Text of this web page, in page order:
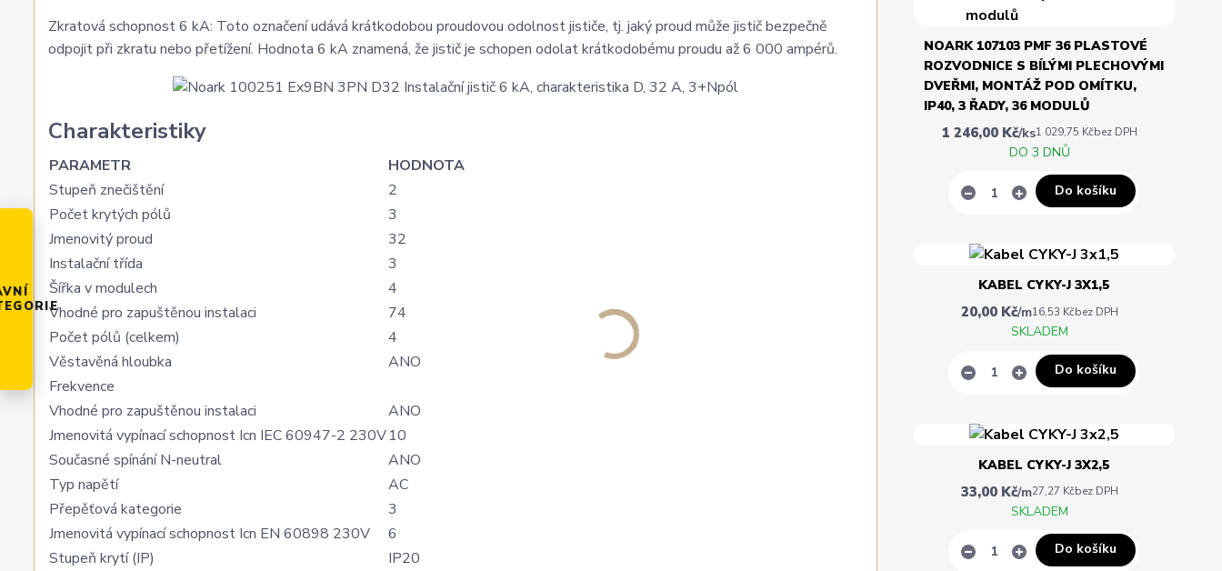
Zkratová schopnost 6 kA: Toto označení udává krátkodobou proudovou odolnost jističe, tj. jaký proud může jistič bezpečně
odpojit při zkratu nebo přetížení. Hodnota 6 kA znamená, že jistič je schopen odolat krátkodobému proudu až 6 000 ampérů.
Charakteristiky
PARAMETR
HODNOTA
Stupeň znečištění
2
Počet krytých pólů
3
Jmenovitý proud
32
Instalační třída
3
Šířka v modulech
4
Vhodné pro zapuštěnou instalaci
74
Počet pólů (celkem)
4
Věstavěná hloubka
ANO
Frekvence
Vhodné pro zapuštěnou instalaci
ANO
Jmenovitá vypínací schopnost Icn IEC 60947-2 230V10
Současné spínání N-neutral
ANO
Typ napětí
AC
Přepěťová kategorie
3
Jmenovitá vypínací schopnost Icn EN 60898 230V
6
Stupeň krytí (IP)
IP20
NOARK 107103 PMF 36 PLASTOVÉ
ROZVODNICE S BÍLÝMI PLECHOVÝMI
DVEŘMI, MONTÁŽ POD OMÍTKU,
IP40, 3 ŘADY, 36 MODULŮ
1 246,00 Kč/ks1 029,75 Kčbez DPH
DO 3 DNŮ
Do košíku
KABEL CYKY-J 3X1,5
20,00 Kč/m16,53 Kčbez DPH
SKLADEM
Do košíku
KABEL CYKY-J 3X2,5
33,00 Kč/m27,27 Kčbez DPH
SKLADEM
Do košíku